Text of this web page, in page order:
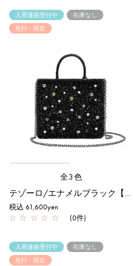
入荷連絡受付中
在庫なし
先行・限定
全3色
テゾーロ/エナメルブラック【一部店舗先行販売商品】
税込 61,600yen
☆ ☆ ☆ ☆ ☆ (0件)
入荷連絡受付中
在庫なし
先行・限定